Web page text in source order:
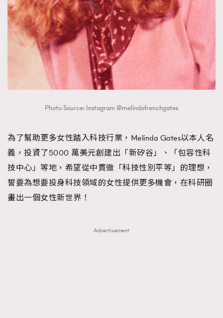
Photo Source: Instagram @melindafrenchgates
為了幫助更多女性踏入科技行業，Melinda Gates以本人名
義，投資了5000 萬美元創建出「新矽谷」、「包容性科
技中心」等地，希望從中貫徹「科技性別平等」的理想，
誓要為想要投身科技領域的女性提供更多機會，在科研圈
畫出一個女性新世界！
Advertisement